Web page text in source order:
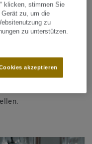
so flexibel macht,
verarbeitet
einiger Phthalate
Obwohl dies
viele Phthalate
sind, reichte
klicken, stimmen Sie
zu, um die
zu
zu unterstützen.
akzeptieren